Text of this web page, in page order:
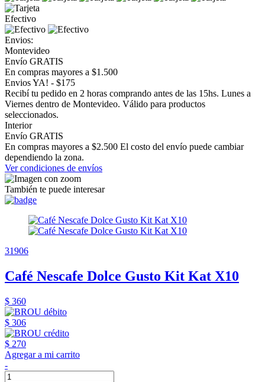
Efectivo
Envios:
Montevideo
Envío GRATIS
En compras mayores a $1.500
Envios YA! - $175
Recibí tu pedido en 2 horas comprando antes de las 15hs. Lunes a
Viernes dentro de Montevideo. Válido para productos
seleccionados.
Interior
Envío GRATIS
En compras mayores a $2.500 El costo del envío puede cambiar
dependiendo la zona.
Ver condiciones de envíos
También te puede interesar
31906
Café Nescafe Dolce Gusto Kit Kat X10
$ 360
$ 306
$ 270
Agregar a mi carrito
-